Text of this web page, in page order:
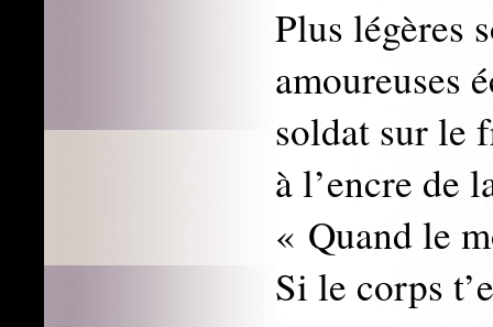
Plus légères
amoureuses
soldat sur le
à l’encre de
« Quand le
Si le corps